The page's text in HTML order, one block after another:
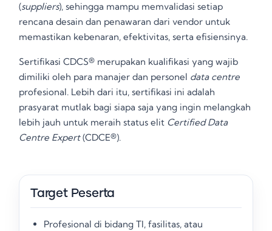
(suppliers), sehingga mampu memvalidasi setiap
rencana desain dan penawaran dari vendor untuk
memastikan kebenaran, efektivitas, serta efisiensinya.
Sertifikasi CDCS® merupakan kualifikasi yang wajib
dimiliki oleh para manajer dan personel data centre
profesional. Lebih dari itu, sertifikasi ini adalah
prasyarat mutlak bagi siapa saja yang ingin melangkah
lebih jauh untuk meraih status elit Certified Data
Centre Expert(CDCE®).
Target Peserta
Profesional di bidang TI, fasilitas, atau